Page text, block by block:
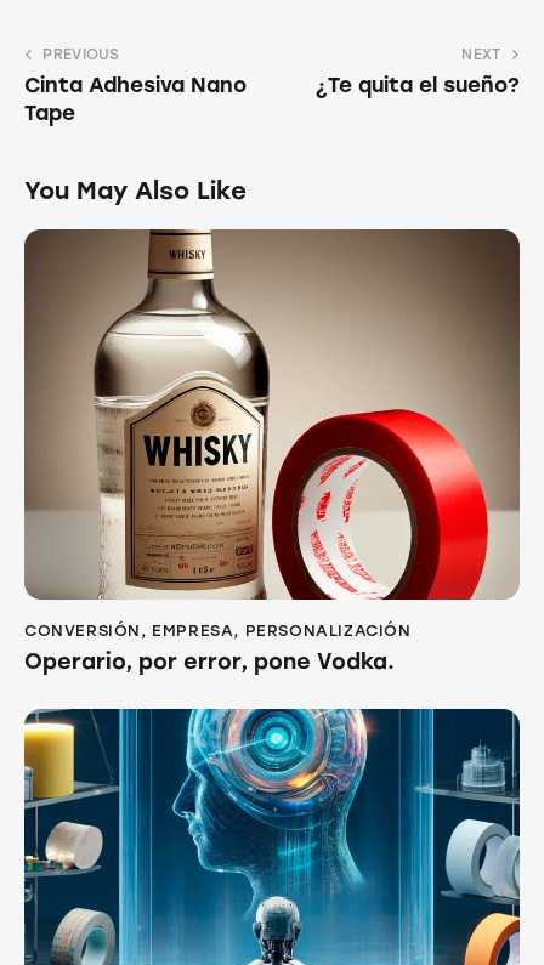
PREVIOUS
Cinta Adhesiva Nano
Tape
NEXT
¿Te quita el sueño?
You May Also Like
CONVERSIÓN , EMPRESA, PERSONALIZACIÓN
Operario, por error, pone Vodka.